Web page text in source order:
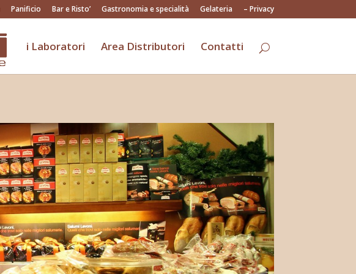
Panificio Bar e Risto’ Gastronomia e specialità Gelateria – Privacy
i Laboratori Area Distributori Contatti